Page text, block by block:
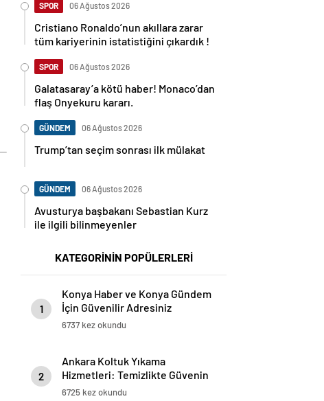
SPOR 06 Ağustos 2026
Cristiano Ronaldo’nun akıllara zarar
tüm kariyerinin istatistiğini çıkardık !
SPOR 06 Ağustos 2026
Galatasaray’a kötü haber! Monaco’dan
flaş Onyekuru kararı.
GÜNDEM 06 Ağustos 2026
Trump’tan seçim sonrası ilk mülakat
GÜNDEM 06 Ağustos 2026
Avusturya başbakanı Sebastian Kurz
ile ilgili bilinmeyenler
KATEGORİNİN POPÜLERLERİ
1
Konya Haber ve Konya Gündem
İçin Güvenilir Adresiniz
6737 kez okundu
2
Ankara Koltuk Yıkama
Hizmetleri: Temizlikte Güvenin
Adresi
6725 kez okundu